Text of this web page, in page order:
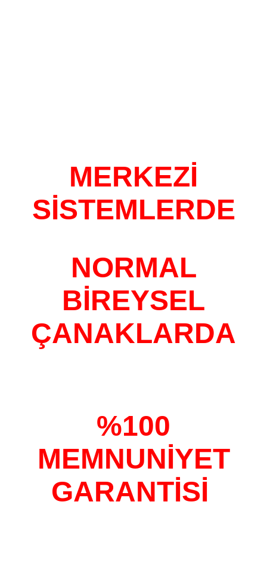
MERKEZİ
SİSTEMLERDE
NORMAL
BİREYSEL
ÇANAKLARDA
%100
MEMNUNİYET
GARANTİSİ